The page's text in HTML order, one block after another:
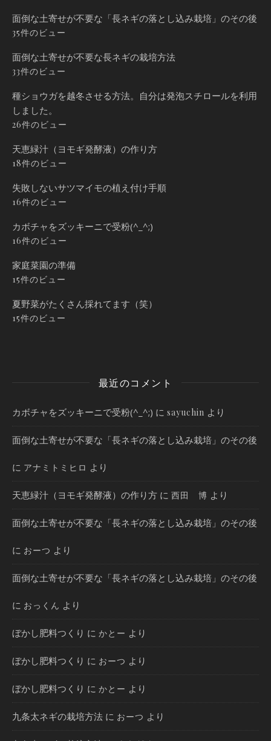
面倒な土寄せが不要な「長ネギの落とし込み栽培」のその後
35件のビュー
面倒な土寄せが不要な長ネギの栽培方法
33件のビュー
種ショウガを越冬させる方法。自分は発泡スチロールを利用
しました。
26件のビュー
天恵緑汁（ヨモギ発酵液）の作り方
18件のビュー
失敗しないサツマイモの植え付け手順
16件のビュー
カボチャをズッキーニで受粉(^_^;)
16件のビュー
家庭菜園の準備
15件のビュー
夏野菜がたくさん採れてます（笑）
15件のビュー
最近のコメント
カボチャをズッキーニで受粉(^_^;) に sayuchin より
面倒な土寄せが不要な「長ネギの落とし込み栽培」のその後
に アナミトミヒロ より
天恵緑汁（ヨモギ発酵液）の作り方 に 西田 博 より
面倒な土寄せが不要な「長ネギの落とし込み栽培」のその後
に おーつ より
面倒な土寄せが不要な「長ネギの落とし込み栽培」のその後
に おっくん より
ぼかし肥料つくり に かとー より
ぼかし肥料つくり に おーつ より
ぼかし肥料つくり に かとー より
九条太ネギの栽培方法 に おーつ より